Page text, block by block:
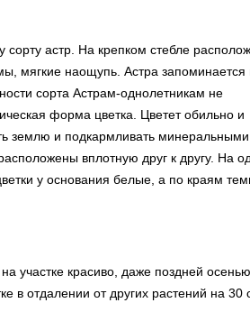
сорту астр. На крепком стебле
мягкие наощупь. Астра запоминается
сорта Астрам-однолетникам не
форма цветка. Цветет обильно и
землю и подкармливать минеральными
вплотную друг к другу. На
у основания белые, а по краям
участке красиво, даже поздней
в отдалении от других растений на 30